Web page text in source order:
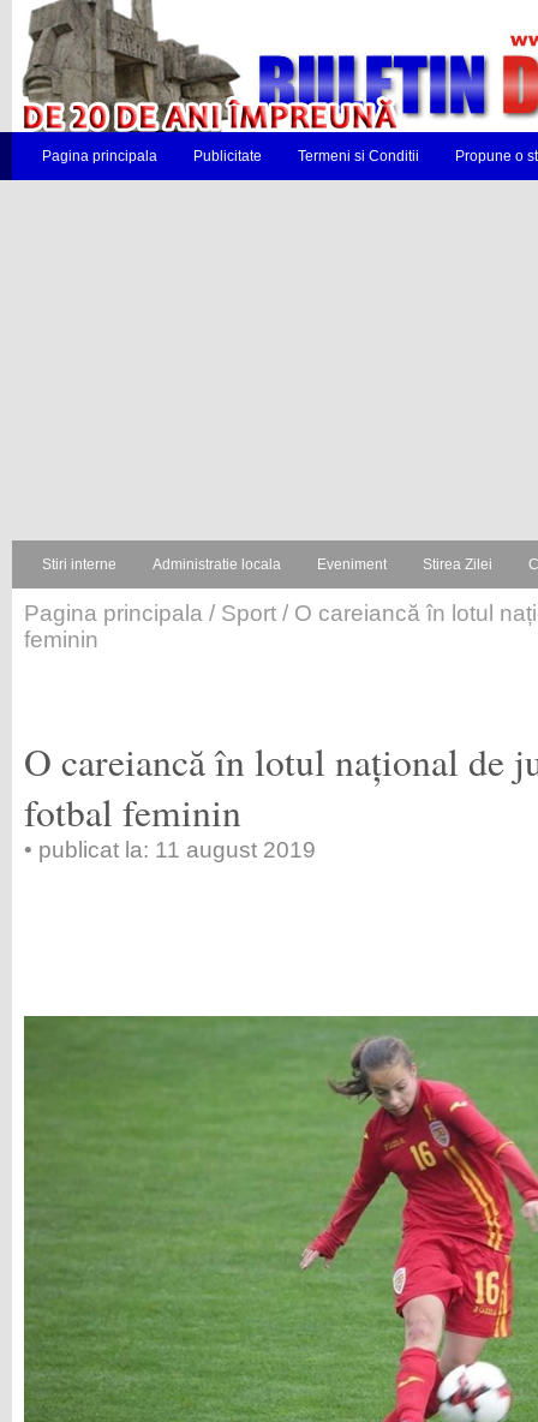
Pagina principala Publicitate Termeni si Conditii Propune o
Stiri interne Administratie locala Eveniment Stirea Zilei
Pagina principala / Sport / O careiancă în lotul
feminin
O careiancă în lotul național de
fotbal feminin
• publicat la: 11 august 2019